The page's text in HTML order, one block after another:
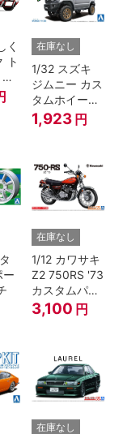
く
ト
在庫なし
1/32 スズキ
ジムニー カス
タムホイール
(シルキーシル
バーメタリッ
1,923 円
ー
在庫なし
1/12 カワサキ
Z2 750RS '73
カスタムパー
ツ付き
3,100 円
在庫なし